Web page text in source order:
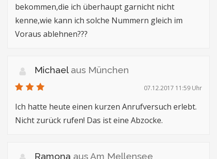
bekommen,die ich überhaupt garnicht nicht
kenne,wie kann ich solche Nummern gleich im
Voraus ablehnen???
Michael aus München
07.12.2017 11:59 Uhr
Ich hatte heute einen kurzen Anrufversuch erlebt.
Nicht zurück rufen! Das ist eine Abzocke.
Ramona aus Am Mellensee